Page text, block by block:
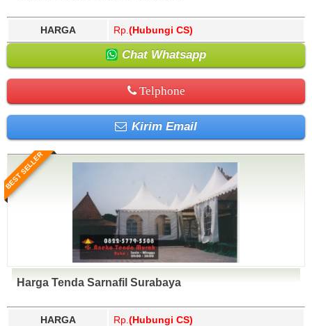
HARGA Rp. (Hubungi CS)
Chat Whatsapp
Telphone
Kirim Email
BEST SELLER
Harga Tenda Sarnafil Surabaya
HARGA Rp. (Hubungi CS)